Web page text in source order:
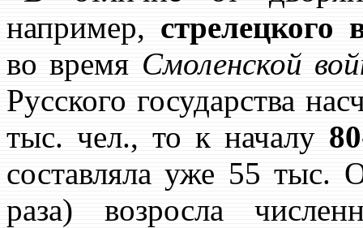
например, стрелецкого
во время Смоленской
Русского государства
тыс. чел., то к началу
составляла уже 55 тыс.
раза) возросла